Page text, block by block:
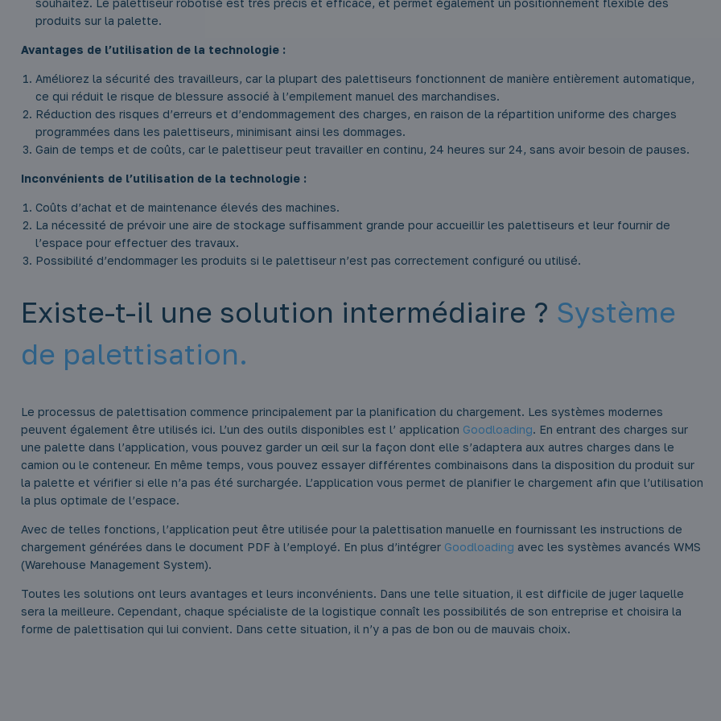
souhaitez. Le palettiseur robotisé est très précis et efficace, et permet également un positionnement flexible des
produits sur la palette.
Avantages de l’utilisation de la technologie :
Améliorez la sécurité des travailleurs, car la plupart des palettiseurs fonctionnent de manière entièrement automatique,
ce qui réduit le risque de blessure associé à l’empilement manuel des marchandises.
Réduction des risques d’erreurs et d’endommagement des charges, en raison de la répartition uniforme des charges
programmées dans les palettiseurs, minimisant ainsi les dommages.
Gain de temps et de coûts, car le palettiseur peut travailler en continu, 24 heures sur 24, sans avoir besoin de pauses.
Inconvénients de l’utilisation de la technologie :
Coûts d’achat et de maintenance élevés des machines.
La nécessité de prévoir une aire de stockage suffisamment grande pour accueillir les palettiseurs et leur fournir de
l’espace pour effectuer des travaux.
Possibilité d’endommager les produits si le palettiseur n’est pas correctement configuré ou utilisé.
Existe-t-il une solution intermédiaire ? Système
de palettisation.
Le processus de palettisation commence principalement par la planification du chargement. Les systèmes modernes
peuvent également être utilisés ici. L’un des outils disponibles est l’ application Goodloading. En entrant des charges sur
une palette dans l’application, vous pouvez garder un œil sur la façon dont elle s’adaptera aux autres charges dans le
camion ou le conteneur. En même temps, vous pouvez essayer différentes combinaisons dans la disposition du produit sur
la palette et vérifier si elle n’a pas été surchargée. L’application vous permet de planifier le chargement afin que l’utilisation
la plus optimale de l’espace.
Avec de telles fonctions, l’application peut être utilisée pour la palettisation manuelle en fournissant les instructions de
chargement générées dans le document PDF à l’employé. En plus d’intégrer Goodloading avec les systèmes avancés WMS
(Warehouse Management System).
Toutes les solutions ont leurs avantages et leurs inconvénients. Dans une telle situation, il est difficile de juger laquelle
sera la meilleure. Cependant, chaque spécialiste de la logistique connaît les possibilités de son entreprise et choisira la
forme de palettisation qui lui convient. Dans cette situation, il n’y a pas de bon ou de mauvais choix.